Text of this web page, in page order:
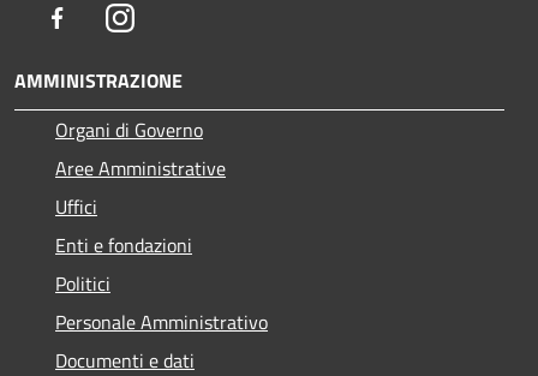
FacebookInstagram
AMMINISTRAZIONE
Organi di Governo
Aree Amministrative
Uffici
Enti e fondazioni
Politici
Personale Amministrativo
Documenti e dati